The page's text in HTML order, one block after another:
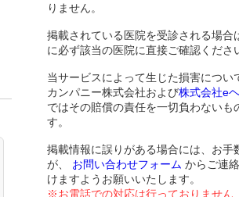
りません。
掲載されている医院を受診される場合
に必ず該当の医院に直接ご確認くださ
当サービスによって生じた損害につい
カンパニー株式会社および株式会社e
ではその賠償の責任を一切負わないも
す。
掲載情報に誤りがある場合には、お手
が、
お問い合わせフォーム からご連
けますようお願いいたします。
※お電話での対応は行っておりません